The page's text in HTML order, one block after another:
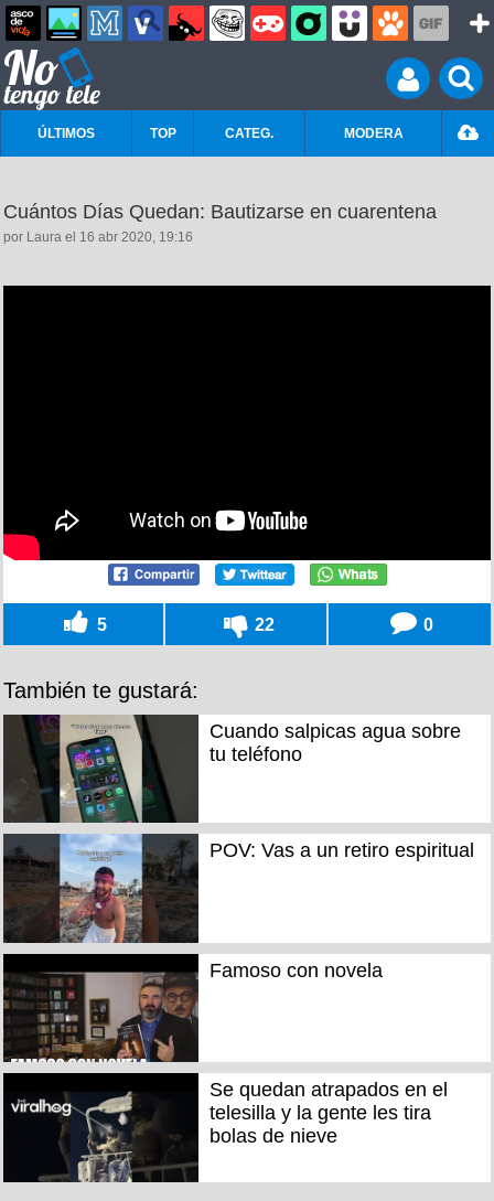
ÚLTIMOS TOP CATEG. MODERA
Cuántos Días Quedan: Bautizarse en cuarentena
por Laura el 16 abr 2020, 19:16
5 22 0
También te gustará:
Cuando salpicas agua sobre
tu teléfono
POV: Vas a un retiro espiritual
Famoso con novela
Se quedan atrapados en el
telesilla y la gente les tira
bolas de nieve